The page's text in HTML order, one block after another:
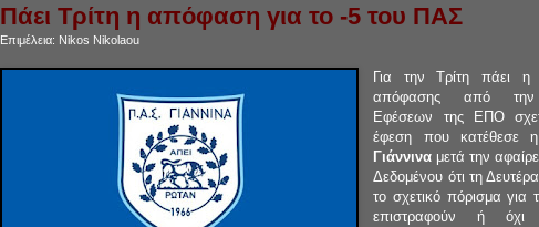
Πάει Τρίτη η απόφαση για το -5 του ΠΑΣ
Επιμέλεια: Nikos Nikolaou
Για την Τρίτη πάει η
απόφασης από την
Εφέσεων της ΕΠΟ
έφεση που κατέθεσε
Γιάννινα μετά την
Δεδομένου ότι τη
το σχετικό πόρισμα για
επιστραφούν ή όχι